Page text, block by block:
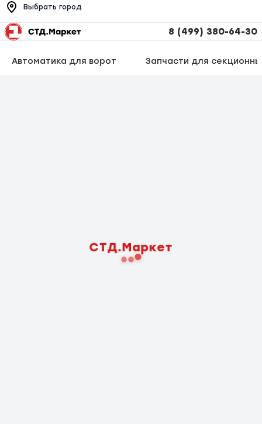
Выбрать город
8 (499) 380-64-30
Автоматика для ворот Запчасти для
СТД.Маркет